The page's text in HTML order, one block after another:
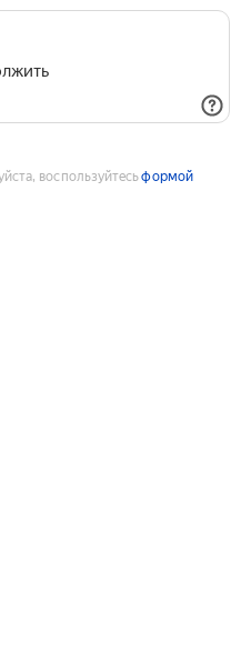
воспользуйтесьформой